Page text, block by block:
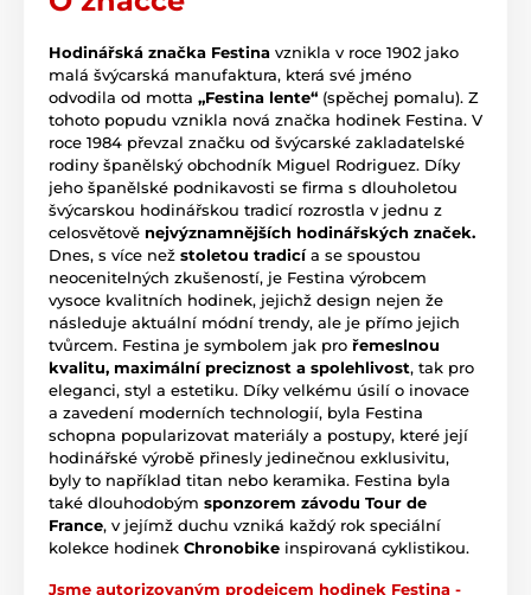
Hodinářská značka Festina vznikla v roce 1902 jako
malá švýcarská manufaktura, která své jméno
odvodila od motta „Festina lente“ (spěchej pomalu). Z
tohoto popudu vznikla nová značka hodinek Festina. V
roce 1984 převzal značku od švýcarské zakladatelské
rodiny španělský obchodník Miguel Rodriguez. Díky
jeho španělské podnikavosti se firma s dlouholetou
švýcarskou hodinářskou tradicí rozrostla v jednu z
celosvětově nejvýznamnějších hodinářských značek.
Dnes, s více než stoletou tradicía se spoustou
neocenitelných zkušeností, je Festina výrobcem
vysoce kvalitních hodinek, jejichž design nejen že
následuje aktuální módní trendy, ale je přímo jejich
tvůrcem. Festina je symbolem jak pro řemeslnou
kvalitu, maximální preciznost a spolehlivost, tak pro
eleganci, styl a estetiku. Díky velkému úsilí o inovace
a zavedení moderních technologií, byla Festina
schopna popularizovat materiály a postupy, které její
hodinářské výrobě přinesly jedinečnou exklusivitu,
byly to například titan nebo keramika. Festina byla
také dlouhodobým sponzorem závodu Tour de
France, v jejímž duchu vzniká každý rok speciální
kolekce hodinek Chronobike inspirovaná cyklistikou.
Jsme autorizovaným prodejcem hodinek Festina -